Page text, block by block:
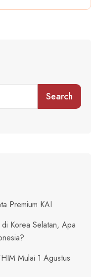
Search
Premium KAI
di Korea Selatan, Apa
Mulai 1 Agustus